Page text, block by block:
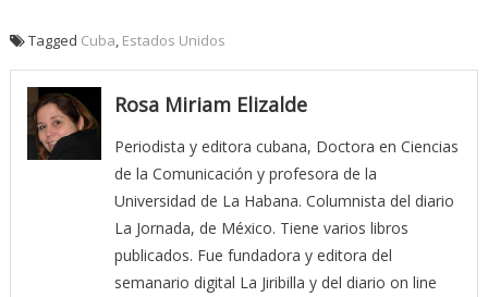
Tagged Cuba Estados Unidos
Rosa Miriam Elizalde
Periodista y editora cubana, Doctora en Ciencias
de la Comunicación y profesora de la
Universidad de La Habana. Columnista del diario
La Jornada, de México. Tiene varios libros
publicados. Fue fundadora y editora del
semanario digital La Jiribilla y del diario on line